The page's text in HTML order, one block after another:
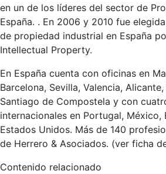
en un de los líderes del sector de
España. . En 2006 y 2010 fue
de propiedad industrial en España
Intellectual Property.
En España cuenta con oficinas en
Barcelona, Sevilla, Valencia,
Santiago de Compostela y con
internacionales en Portugal, México,
Estados Unidos. Más de 140
de Herrero & Asociados. (ver ficha
Contenido relacionado